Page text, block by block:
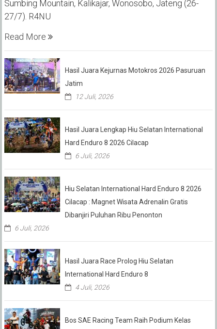
Sumbing Mountain, Kalikajar, Wonosobo, Jateng (26-
27/7). R4NU
Read More
Hasil Juara Kejurnas Motokros 2026 Pasuruan
Jatim
12 Juli, 2026
Hasil Juara Lengkap Hiu Selatan International
Hard Enduro 8 2026 Cilacap
6 Juli, 2026
Hiu Selatan International Hard Enduro 8 2026
Cilacap : Magnet Wisata Adrenalin Gratis
Dibanjiri Puluhan Ribu Penonton
6 Juli, 2026
Hasil Juara Race Prolog Hiu Selatan
International Hard Enduro 8
4 Juli, 2026
Bos SAE Racing Team Raih Podium Kelas